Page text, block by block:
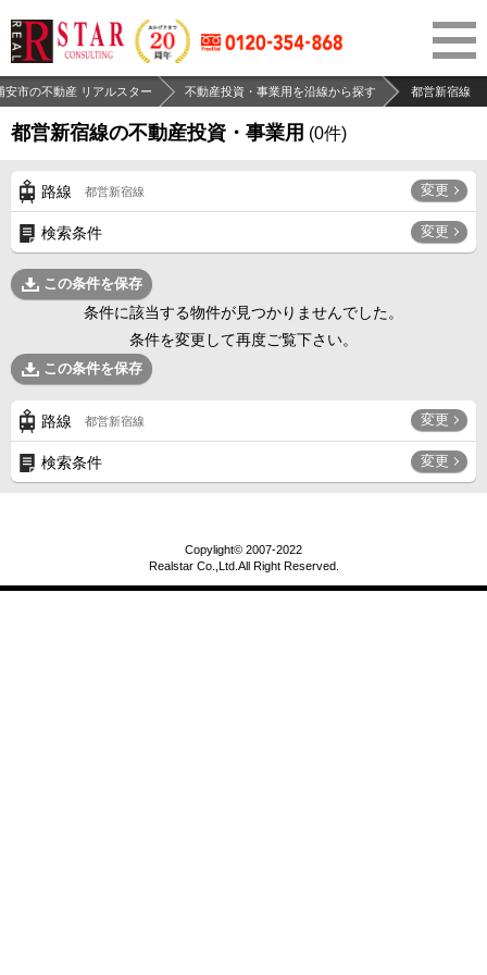
安市の不動産 リアルスター 不動産投資・事業用を沿線から探す 都営新宿線
都営新宿線の不動産投資・事業用 (0件)
路線 都営新宿線 変更
検索条件 変更
この条件を保存
条件に該当する物件が見つかりませんでした。
条件を変更して再度ご覧下さい。
この条件を保存
路線 都営新宿線 変更
検索条件 変更
Copylight© 2007-2022
Realstar Co.,Ltd.All Right Reserved.